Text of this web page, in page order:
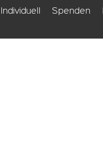
Individuell Spenden